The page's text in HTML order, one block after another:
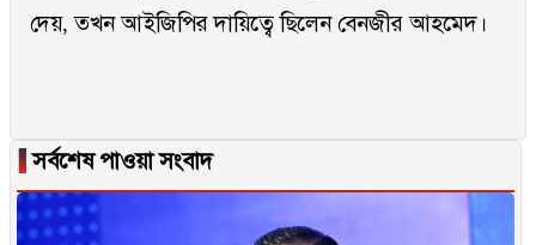
দেয়, তখন আইজিপির দায়িত্বে ছিলেন বেনজীর আহমেদ।
▐সর্বশেষ পাওয়া সংবাদ